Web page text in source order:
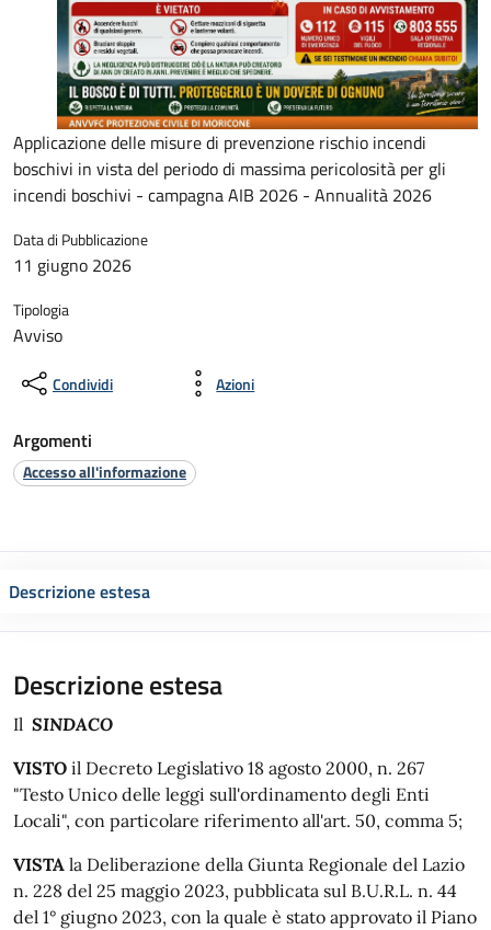
Applicazione delle misure di prevenzione rischio incendi
boschivi in vista del periodo di massima pericolosità per gli
incendi boschivi - campagna AIB 2026 - Annualità 2026
Data di Pubblicazione
11 giugno 2026
Tipologia
Avviso
Condividi Azioni
Argomenti
Accesso all'informazione
Descrizione estesa
Descrizione estesa
Il SINDACO
VISTO il Decreto Legislativo 18 agosto 2000, n. 267
"Testo Unico delle leggi sull'ordinamento degli Enti
Locali", con particolare riferimento all'art. 50, comma 5;
VISTA la Deliberazione della Giunta Regionale del Lazio
n. 228 del 25 maggio 2023, pubblicata sul B.U.R.L. n. 44
del 1° giugno 2023, con la quale è stato approvato il Piano